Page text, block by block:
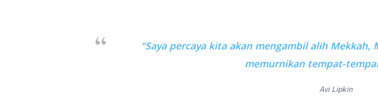
“Saya percaya kita akan mengambil alih
memurnikan tempat-
Avi Lipkin